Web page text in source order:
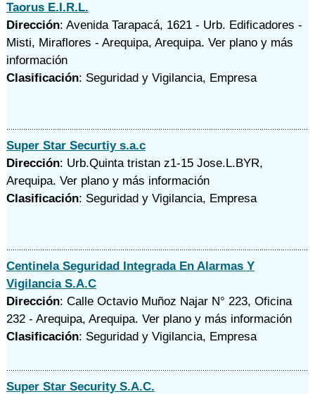
Taorus E.I.R.L.
Dirección: Avenida Tarapacá, 1621 - Urb. Edificadores -
Misti, Miraflores - Arequipa, Arequipa. Ver plano y más
información
Clasificación: Seguridad y Vigilancia, Empresa
Super Star Securtiy s.a.c
Dirección: Urb.Quinta tristan z1-15 Jose.L.BYR,
Arequipa. Ver plano y más información
Clasificación: Seguridad y Vigilancia, Empresa
Centinela Seguridad Integrada En Alarmas Y
Vigilancia S.A.C
Dirección: Calle Octavio Muñoz Najar N° 223, Oficina
232 - Arequipa, Arequipa. Ver plano y más información
Clasificación: Seguridad y Vigilancia, Empresa
Super Star Security S.A.C.